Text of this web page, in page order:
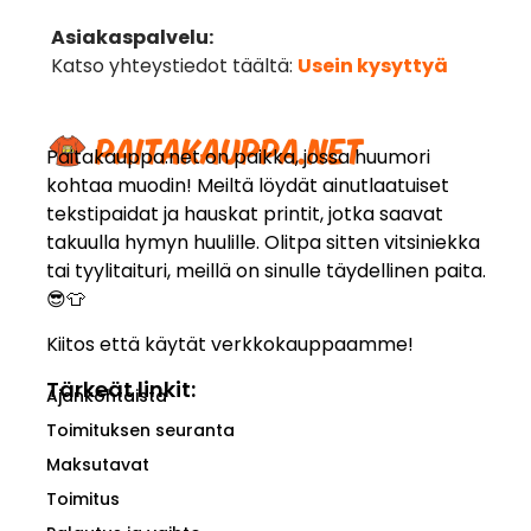
Paitakauppa.net on paikka, jossa huumori
kohtaa muodin! Meiltä löydät ainutlaatuiset
tekstipaidat ja hauskat printit, jotka saavat
takuulla hymyn huulille. Olitpa sitten vitsiniekka
tai tyylitaituri, meillä on sinulle täydellinen paita.
😎👕
Kiitos että käytät verkkokauppaamme!
Tärkeät linkit:
Ajankohtaista
Toimituksen seuranta
Maksutavat
Toimitus
Asiakaspalvelu:
Katso yhteystiedot täältä: Usein kysyttyä